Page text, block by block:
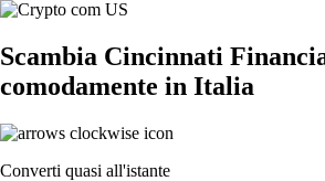
Scambia Cincinnati
comodamente in Italia
Converti quasi all'istante